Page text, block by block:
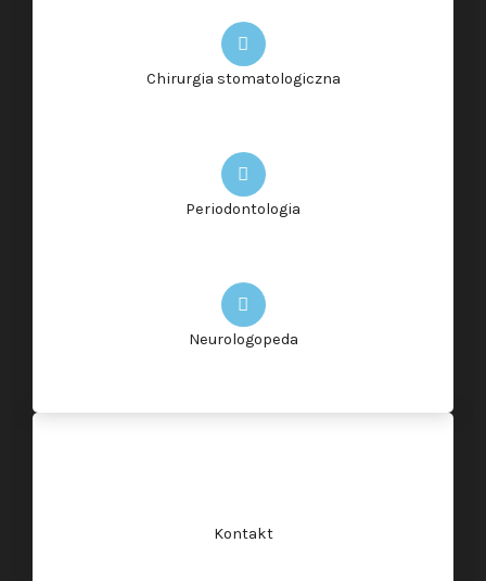
Kontakt
Chirurgia stomatologiczna
Periodontologia
Neurologopeda